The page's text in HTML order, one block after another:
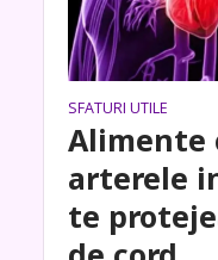
SFATURI UTILE
Alimente
arterele
te